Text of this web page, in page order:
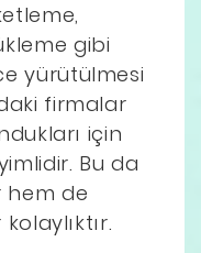
gibi
yürütülmesi
firmalar
için
Bu da
hem de